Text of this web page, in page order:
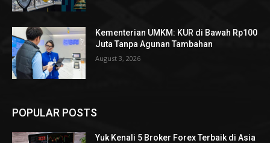
Kementerian UMKM: KUR di Bawah Rp100
Juta Tanpa Agunan Tambahan
August 3, 2026
POPULAR POSTS
Yuk Kenali 5 Broker Forex Terbaik di Asia